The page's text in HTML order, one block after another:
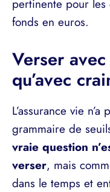
pertinente pour les
fonds en euros.
Verser
qu’avec
L’assurance vie
grammaire de
vraie question
verser, mais
dans le temps et